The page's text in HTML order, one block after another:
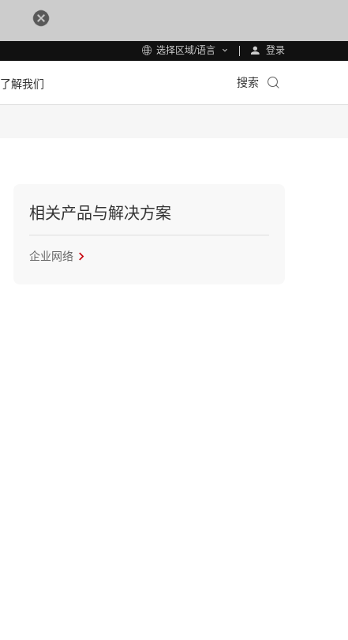
选择区域/语言 登录
了解我们 搜索
相关产品与解决方案
企业网络